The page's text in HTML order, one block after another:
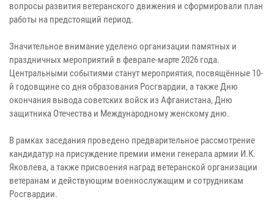
вопросы развития ветеранского движения и сформировали план
работы на предстоящий период.
Значительное внимание уделено организации памятных и
праздничных мероприятий в феврале-марте 2026 года.
Центральными событиями станут мероприятия, посвящённые 10-
й годовщине со дня образования Росгвардии, а также Дню
окончания вывода советских войск из Афганистана, Дню
защитника Отечества и Международному женскому дню.
В рамках заседания проведено предварительное рассмотрение
кандидатур на присуждение премии имени генерала армии И.К.
Яковлева, а также присвоения наград ветеранской организации
ветеранам и действующим военнослужащим и сотрудникам
Росгвардии.